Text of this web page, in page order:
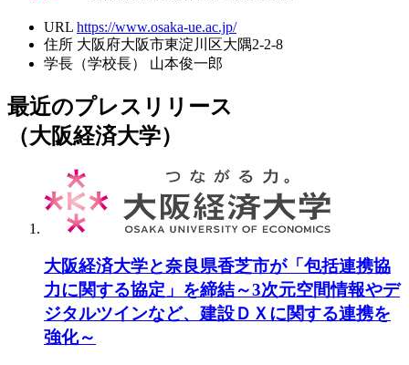
URL https://www.osaka-ue.ac.jp/
住所 大阪府大阪市東淀川区大隅2-2-8
学長（学校長）
山本俊一郎
最近のプレスリリース
（大阪経済大学）
大阪経済大学と奈良県香芝市が「包括連携協
力に関する協定」を締結～3次元空間情報やデ
ジタルツインなど、建設ＤＸに関する連携を
強化～